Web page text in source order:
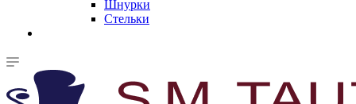
Шнурки
Стельки